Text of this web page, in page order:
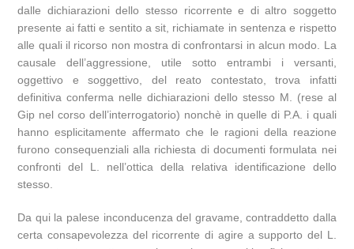
dalle dichiarazioni dello stesso ricorrente e di altro soggetto
presente ai fatti e sentito a sit, richiamate in sentenza e rispetto
alle quali il ricorso non mostra di confrontarsi in alcun modo. La
causale dell’aggressione, utile sotto entrambi i versanti,
oggettivo e soggettivo, del reato contestato, trova infatti
definitiva conferma nelle dichiarazioni dello stesso M. (rese al
Gip nel corso dell’interrogatorio) nonchè in quelle di P.A. i quali
hanno esplicitamente affermato che le ragioni della reazione
furono consequenziali alla richiesta di documenti formulata nei
confronti del L. nell’ottica della relativa identificazione dello
stesso.
Da qui la palese inconducenza del gravame, contraddetto dalla
certa consapevolezza del ricorrente di agire a supporto del L.